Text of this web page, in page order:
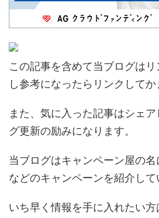
この記事を含めて当ブログは
し参考になったらリンクしてか
また、気に入った記事はシェ
グ更新の励みになります。
当ブログはキャンペーン屋の
などのキャンペーンを紹介して
いち早く情報を手に入れたい方